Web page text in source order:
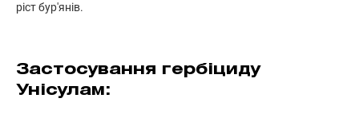
ріст бур'янів.
Застосування гербіциду
Унісулам: